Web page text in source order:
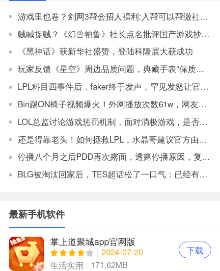
游戏里也卷？剑网3帮会招人福利:入帮可以帮缴社保公积金
贼喊捉贼？《幻兽帕鲁》社长点名批评国产游戏抄袭帕鲁
《黑神话》获新华社盛赞，登陆科隆展大获成功
玩家反馈《星空》周边品质问题，典藏手表“保质期”只有一个月
LPL科目四事件后，faker终于发声，罕见发怒让官方解决
Bin踢ON椅子视频爆火！外网播放次数61w，网友：坏事传千里
LOL总监讨论游戏惩罚机制，面对消极游戏，是否要永久封机器？
还是得靠老头！如何拯救LPL，水晶哥建议官方由观众投票让老头复出打比赛
停播八个月之后PDD再次露面，透露停播原因，复播将不会在斗鱼
BLG被淘汰回家后，TES超话松了一口气：已经有垫底得了
最新手机软件
掌上道聚城app官网版
2024-07-20
生活实用
171.62MB
下载